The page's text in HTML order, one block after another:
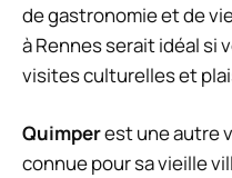
de gastronomie et de
à Rennes serait idéal si
visites culturelles et
Quimperest une autre
connue pour sa vieille